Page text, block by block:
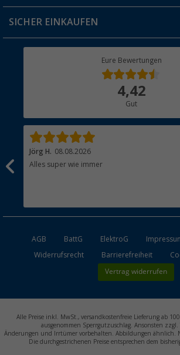
Jobs & Karriere
Rücksendung
SICHER EINKAUFEN
Eure Bewertungen
4,42
Gut
Jörg H. 08.08.2026
Alles super wie immer
AGB BattG ElektroG
Widerrufsrecht
Barrierefreiheit
Vertrag widerrufen
Alle Preise inkl. MwSt., versandkostenfreie Lieferung ab
ausgenommen Sperrgutzuschlag. Ansonsten zzgl.
Änderungen und Irrtümer vorbehalten. Abbildungen ähnlich.
Die durchgestrichenen Preise entsprechen dem